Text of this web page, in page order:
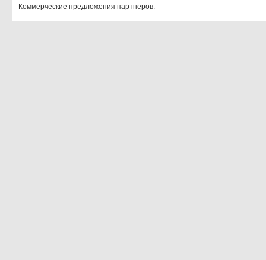
Коммерческие предложения партнеров: